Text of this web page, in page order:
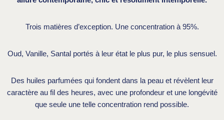
Trois matières d’exception. Une concentration à 95%.
Oud, Vanille, Santal portés à leur état le plus pur, le plus sensuel.
Des huiles parfumées qui fondent dans la peau et révèlent leur
caractère au fil des heures, avec une profondeur et une longévité
que seule une telle concentration rend possible.